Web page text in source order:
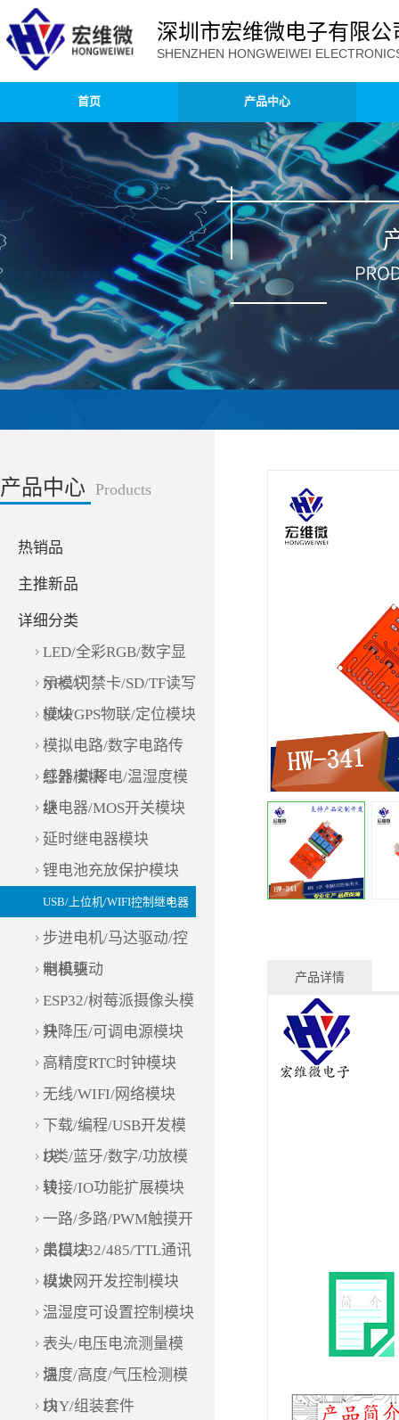
深圳市宏维微电子有限公
SHENZHEN HONGWEIWEI
首页 产品中心
产品中心 Products
热销品
主推新品
详细分类
LED/全彩RGB/数字显
示模块
NFC/门禁卡/SD/TF读写
模块
SIM/GPS物联/定位模块
模拟电路/数字电路传
感器模块
红外/热释电/温湿度模
块
继电器/MOS开关模块
延时继电器模块
锂电池充放保护模块
USB/上位机/WIFI控制继电器
步进电机/马达驱动/控
制模块
电机驱动
ESP32/树莓派摄像头模
块
升降压/可调电源模块
高精度RTC时钟模块
无线/WIFI/网络模块
下载/编程/USB开发模
块
D类/蓝牙/数字/功放模
块
转接/IO功能扩展模块
一路/多路/PWM触摸开
关模块
串口/232/485/TTL通讯
模块
以太网开发控制模块
温湿度可设置控制模块
表头/电压电流测量模
块
温度/高度/气压检测模
块
DIY/组装套件
产品详情